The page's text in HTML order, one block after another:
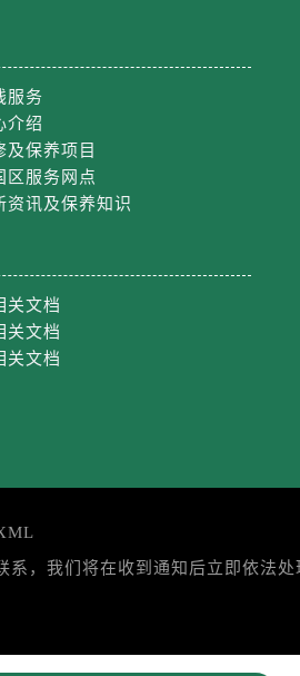
服务
介绍
及保养项目
区服务网点
资讯及保养知识
关文档
关文档
关文档
，我们将在收到通知后立即依法